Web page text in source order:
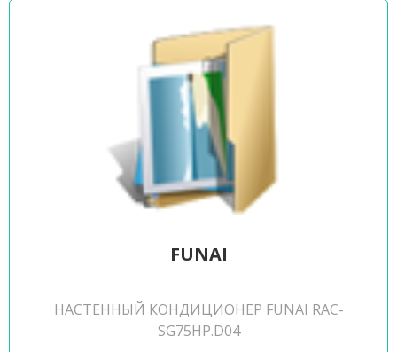
FUNAI
НАСТЕННЫЙ КОНДИЦИОНЕР FUNAI RAC-
SG75HP.D04